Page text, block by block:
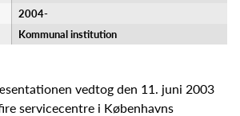
2004-​
Kommunal institution
vedtog den 11. juni 2003
servicecentre i Københavns